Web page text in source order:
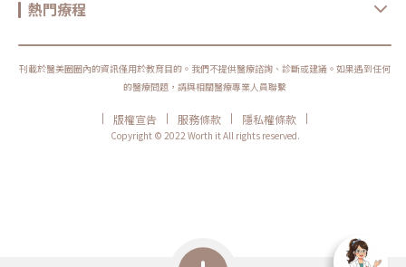
訊及其他消費者的真實治療經驗。聽：尋找信任的診所及醫師，聽從醫
師的療程建議及原理說明。最後再綜合以上的資訊，判斷什麼療程最適
最適合自己的療程項目唷！參考資料：1.Weiss, R. A. (2013).
contouring., 32, 1,32(1), 9-172.Hecht, P., Hayashi, K., Cooley, A.
J., Lu, Y., Fanton, G. S., Thabit, G., & Markel, M. D. (1998). The
thermal effect of monopolar radiofrequency energy on the
medicine,26(6), 808-8143.Petersen Vitello Kalil, C. L., Prieto
Herman Reinehr, C., & Esteves, C. A. R. (2018). Non-ablative
Radiofrequency for Facial Rejuvenation.Lasers, Lights and Other
熱門療程
刊載於醫美圈圈內的資訊僅用於教育目的。我們不提供醫療諮詢、診斷或建議。如果遇到任何
的醫療問題，請與相關醫療專業人員聯繫
| 版權宣告 | 服務條款 | 隱私權條款
|
Copyright © 2022 Worth it All rights reserved.